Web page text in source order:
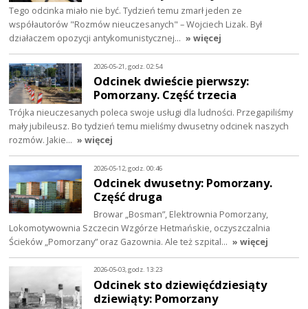
Tego odcinka miało nie być. Tydzień temu zmarł jeden ze
współautorów "Rozmów nieuczesanych" – Wojciech Lizak. Był
działaczem opozycji antykomunistycznej… » więcej
2026-05-21, godz. 02:54
Odcinek dwieście pierwszy:
Pomorzany. Część trzecia
Trójka nieuczesanych poleca swoje usługi dla ludności. Przegapiliśmy
mały jubileusz. Bo tydzień temu mieliśmy dwusetny odcinek naszych
rozmów. Jakie… » więcej
2026-05-12, godz. 00:46
Odcinek dwusetny: Pomorzany.
Część druga
Browar „Bosman”, Elektrownia Pomorzany,
Lokomotywownia Szczecin Wzgórze Hetmańskie, oczyszczalnia
Ścieków „Pomorzany” oraz Gazownia. Ale też szpital… » więcej
2026-05-03, godz. 13:23
Odcinek sto dziewięćdziesiąty
dziewiąty: Pomorzany